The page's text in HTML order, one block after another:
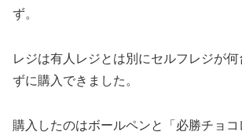
ず。
レジは有人レジとは別にセルフレジが
ずに購入できました。
購入したのはボールペンと「必勝チョコ